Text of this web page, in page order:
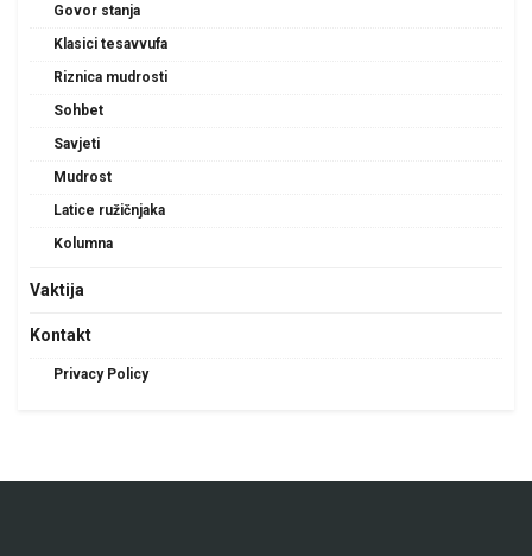
Govor stanja
Klasici tesavvufa
Riznica mudrosti
Sohbet
Savjeti
Mudrost
Latice ružičnjaka
Kolumna
Vaktija
Kontakt
Privacy Policy